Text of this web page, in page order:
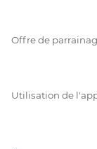
Offre de
Utilisation de